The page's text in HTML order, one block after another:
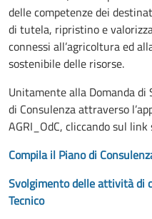
delle competenze dei
di tutela, ripristino e
connessi all’agricoltura ed
sostenibile delle risorse.
Unitamente alla Domanda
di Consulenza attraverso
AGRI_OdC, cliccando sul
Compila il Piano di
Svolgimento delle attività di
Tecnico